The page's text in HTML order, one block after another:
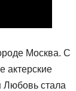
Москва. С
актерские
Любовь стала